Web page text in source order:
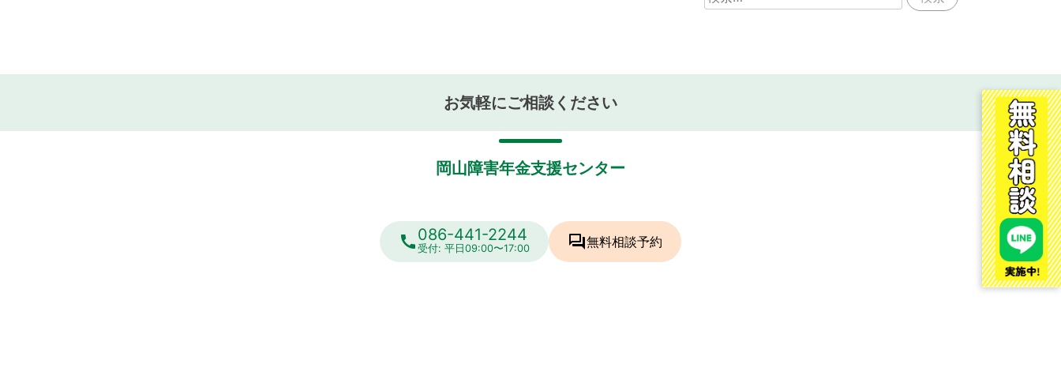
索:
お気軽にご相談ください
岡山障害年金支援センター
call086-441-2244
受付: 平日09:00〜17:00 forum無料相談予約